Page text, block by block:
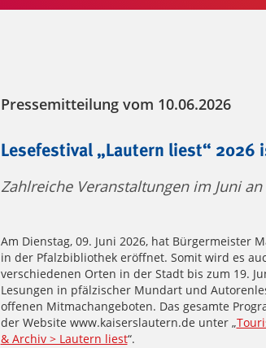
Pressemitteilung vom 10.06.2026
Lesefestival „Lautern liest“ 2026
Zahlreiche Veranstaltungen im Juni
Am Dienstag, 09. Juni 2026, hat Bürgermeister
in der Pfalzbibliothek eröffnet. Somit wird es
verschiedenen Orten in der Stadt bis zum 19.
Lesungen in pfälzischer Mundart und
offenen Mitmachangeboten. Das gesamte
der Website www.kaiserslautern.de unter „
& Archiv > Lautern liest“.